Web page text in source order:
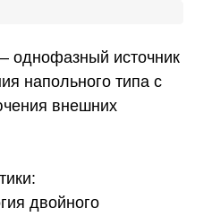
однофазный источник
напольного типа с
внешних
двойного